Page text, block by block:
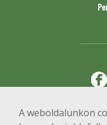
A weboldalunkon